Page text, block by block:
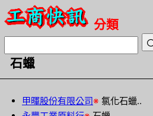
分類
石蠟
甲暉股份有限公司※ 氯化石蠟..